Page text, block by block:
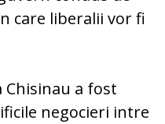
care liberalii vor fi
a fost
negocieri intre